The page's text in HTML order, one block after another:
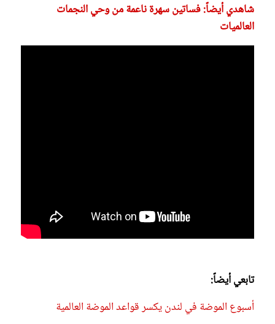
شاهدي أيضاً: فساتين سهرة ناعمة من وحي النجمات
العالميات
تابعي أيضاً:
أسبوع الموضة في لندن يكسر قواعد الموضة العالمية